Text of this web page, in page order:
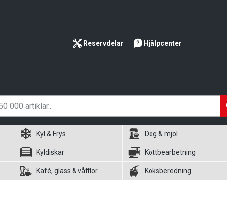
Reservdelar Hjälpcenter
Kyl & Frys Deg & mjöl
Kyldiskar Köttbearbetning
Kafé, glass & våfflor Köksberedning